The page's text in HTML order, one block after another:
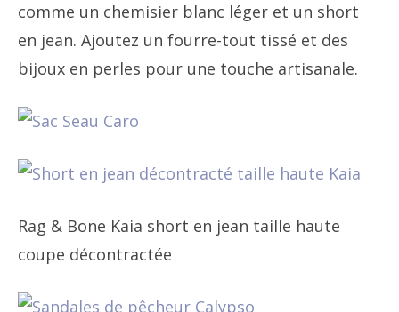
comme un chemisier blanc léger et un short
en jean. Ajoutez un fourre-tout tissé et des
bijoux en perles pour une touche artisanale.
Rag & Bone Kaia short en jean taille haute
coupe décontractée